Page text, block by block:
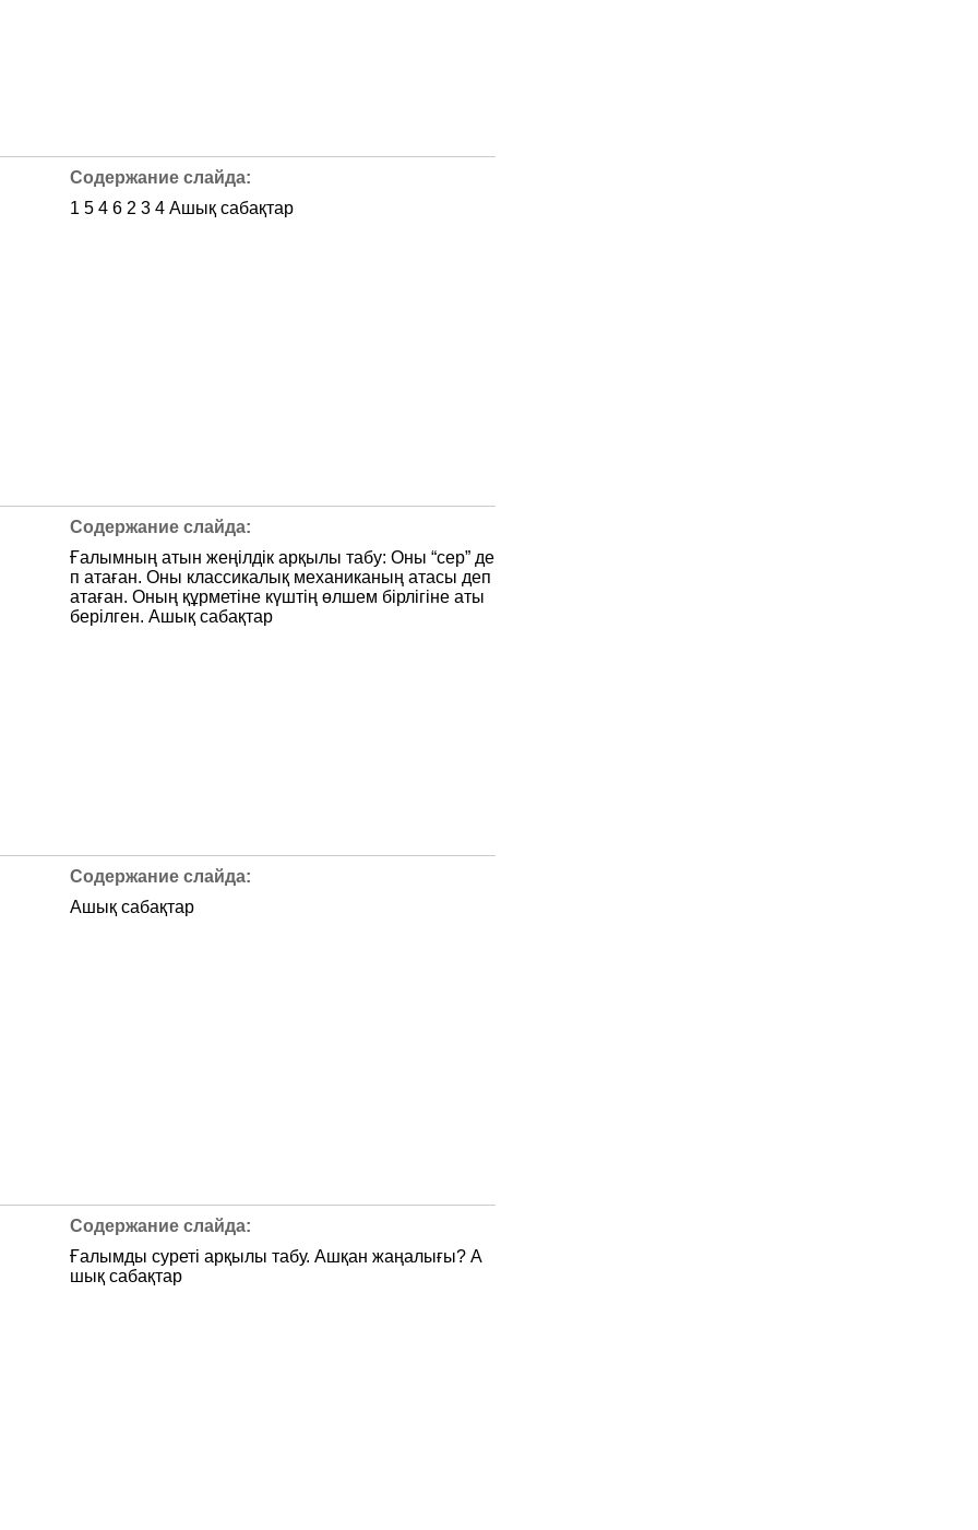
1 5 4 6 2 3 4 Ашық сабақтар
Ғалымның атын жеңілдік арқылы табу: Оны “сер” де
п атаған. Оны классикалық механиканың атасы деп
атаған. Оның құрметіне күштің өлшем бірлігіне аты
берілген. Ашық сабақтар
Ашық сабақтар
Ғалымды суреті арқылы табу. Ашқан жаңалығы? А
шық сабақтар